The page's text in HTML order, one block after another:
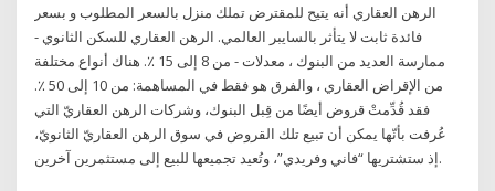
الرهن العقاري أنه يتيح للمقترض تملك منزل بالسعر المطلوب و بسعر
فائدة ثابت لا يتأثر بالسايبر العالمي. الرهن العقاري للسكن الثانوي -
ممارسة العديد من البنوك ، معدلات - من 8 إلى 15 ٪. هناك أنواع مختلفة
من الإقراض العقاري ، والفرق هو فقط في المساهمة: من 10 إلى 50 ٪.
فقد قُدِّمتْ قروض أيضًا من قِبل البنوك، وشركات الرهن العقاريّ التي
عُرفت بأنّها يمكن أن تبيع تلك القروض في سوق الرهن العقاريّ الثانويّ،
إذ ستشتريها “فاني وفريدي”، وتُعيد تجميعها للبيع إلى مستثمرين آخرين.